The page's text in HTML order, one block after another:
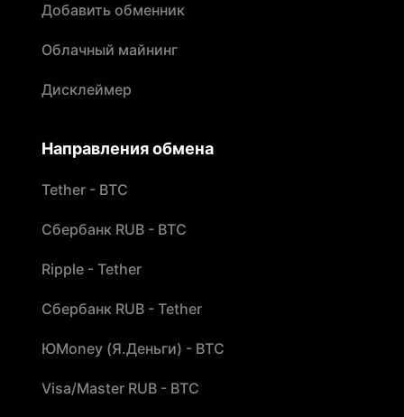
Добавить обменник
Облачный майнинг
Дисклеймер
Направления обмена
Tether - BTC
Сбербанк RUB - BTC
Ripple - Tether
Сбербанк RUB - Tether
ЮMoney (Я.Деньги) - BTC
Visa/Master RUB - BTC